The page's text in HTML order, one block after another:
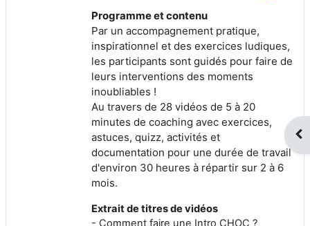
Programme et contenu
Par un accompagnement pratique,
inspirationnel et des exercices ludiques,
les participants sont guidés pour faire de
leurs interventions des moments
inoubliables !
Au travers de 28 vidéos de 5 à 20
minutes de coaching avec exercices,
astuces, quizz, activités et
documentation pour une durée de travail
d'environ 30 heures à répartir sur 2 à 6
mois.
Extrait de titres de vidéos
- Comment faire une Intro CHOC ?